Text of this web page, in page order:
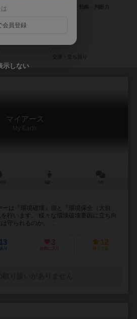
マイアース
My Earth
ーは『環境破壊』側と『環境保全（大自
行います。 様々な環境破壊要因に立ち向
守られるのか。 ...
13
り
3
お気に入り
12
持ってる
会員登録
示しない